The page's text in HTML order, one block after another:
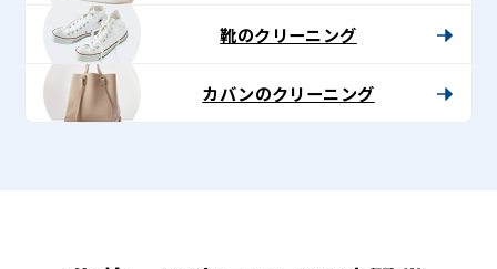
靴のクリーニング
カバンのクリーニング